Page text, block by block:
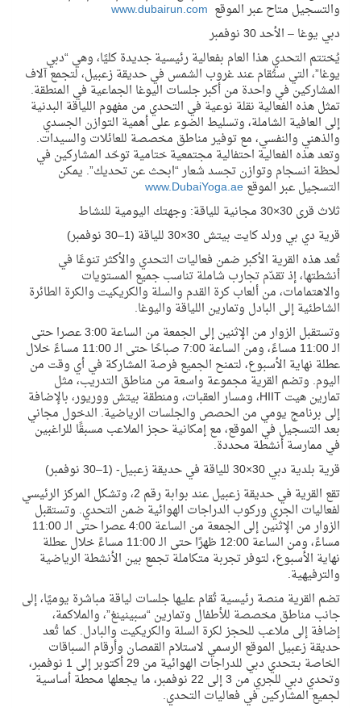
والتسجيل متاح عبر الموقع www.dubairun.com
دبي يوغا – الأحد 30 نوفمبر
يُختتم التحدي هذا العام بفعالية رئيسية جديدة كليًا،وهي “دبي
يوغا”، التي ستُقام عند غروب الشمس في حديقة زعبيل، لتجمع آلاف
المشاركين في واحدة من أكبر جلسات اليوغا الجماعية في المنطقة.
تمثل هذه الفعالية نقلة نوعية في التحدي من مفهوم اللياقة البدنية
إلى العافية الشاملة، وتسليط الضوء على أهمية التوازن الجسدي
والذهني والنفسي، مع توفير مناطق مخصصة للعائلات والسيدات.
وتعد هذه الفعالية احتفالية مجتمعية ختامية توحّد المشاركين في
لحظة انسجام وتوازن تجسد شعار “ابحث عن تحديك”. يمكن
التسجيل عبر الموقعwww.DubaiYoga.ae
ثلاث قرى 30×30 مجانية للياقة: وجهتك اليومية للنشاط
قرية دي بي ورلد كايت بيتش 30×30 للياقة (1–30 نوفمبر)
تُعد هذه القرية الأكبر ضمن فعاليات التحدي والأكثر تنوعًا في
أنشطتها، إذ تقدّم تجارب شاملة تناسب جميع المستويات
والاهتمامات، من ألعاب كرة القدم والسلة والكريكيت والكرة الطائرة
الشاطئية إلى البادل وتمارين اللياقة واليوغا.
وتستقبل الزوار من الإثنين إلى الجمعة من الساعة 3:00 عصرا حتى
الـ 11:00 مساءً، ومن الساعة 7:00 صباحًا حتى الـ 11:00 مساءً خلال
عطلة نهاية الأسبوع، لتمنح الجميع فرصة المشاركة في أي وقت من
اليوم. وتضم القرية مجموعة واسعة من مناطق التدريب، مثل
تمارين هيتHIIT، ومسار العقبات، ومنطقة بيتش ووريور، بالإضافة
إلى برنامج يومي من الحصص والجلسات الرياضية. الدخول مجاني
بعد التسجيل في الموقع، مع إمكانية حجز الملاعب مسبقًا للراغبين
في ممارسة أنشطة محددة.
قرية بلدية دبي 30×30 للياقة في حديقة زعبيل- (1–30 نوفمبر)
تقع القرية في حديقة زعبيل عند بوابة رقم 2، وتشكل المركز الرئيسي
لفعاليات الجري وركوب الدراجات الهوائية ضمن التحدي. وتستقبل
الزوار من الإثنين إلى الجمعة من الساعة 4:00 عصرا حتى الـ 11:00
مساءً، ومن الساعة 12:00 ظهرًا حتى الـ 11:00 مساءً خلال عطلة
نهاية الأسبوع، لتوفر تجربة متكاملة تجمع بين الأنشطة الرياضية
والترفيهية.
تضم القرية منصة رئيسية تُقام عليها جلسات لياقة مباشرة يوميًا، إلى
جانب مناطق مخصصة للأطفال وتمارين “سبينينغ”، والملاكمة،
إضافة إلى ملاعب للحجز لكرة السلة والكريكيت والبادل. كما تُعد
حديقة زعبيل الموقع الرسمي لاستلام القمصان وأرقام السباقات
الخاصة بـتحدي دبي للدراجات الهوائية من 29 أكتوبر إلى 1 نوفمبر،
وتحدي دبي للجري من 3 إلى 22 نوفمبر، ما يجعلها محطة أساسية
لجميع المشاركين في فعاليات التحدي.